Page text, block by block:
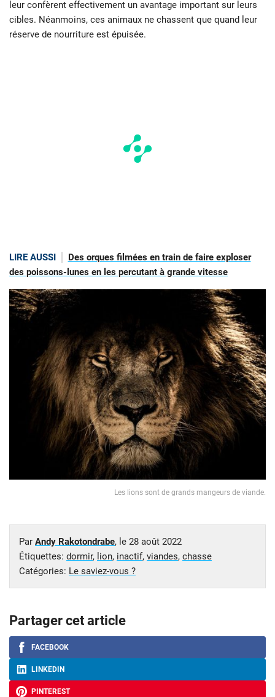
leur confèrent effectivement un avantage important sur leurs
cibles. Néanmoins, ces animaux ne chassent que quand leur
réserve de nourriture est épuisée.
LIRE AUSSI
Des orques filmées en train de faire exploser
des poissons-lunes en les percutant à grande vitesse
Les lions sont de grands mangeurs de viande.
Par Andy Rakotondrabe, le 28 août 2022
Étiquettes: dormir, lion, inactif, viandes, chasse
Catégories: Le saviez-vous ?
Partager cet article
FACEBOOK
LINKEDIN
PINTEREST